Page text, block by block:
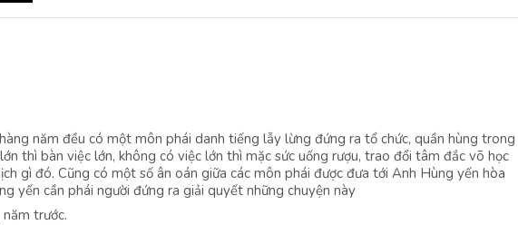
năm đều có một môn phái danh tiếng lẫy lừng đứng ra tổ chức, quần hùng trong
thì bàn việc lớn, không có việc lớn thì mặc sức uống rượu, trao đổi tâm đắc võ học
gì đó. Cũng có một số ân oán giữa các môn phái được đưa tới Anh Hùng yến hòa
yến cần phái người đứng ra giải quyết những chuyện này
trước.